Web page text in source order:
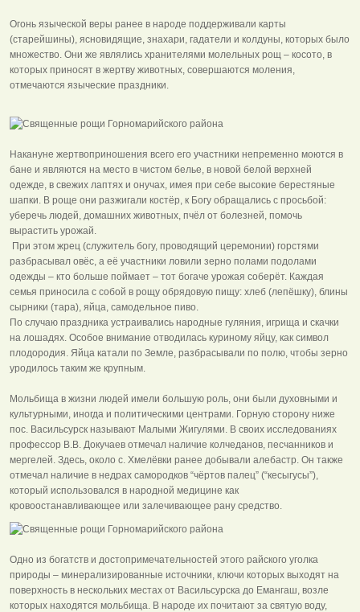
Огонь языческой веры ранее в народе поддерживали карты
(старейшины), ясновидящие, знахари, гадатели и колдуны, которых было
множество. Они же являлись хранителями молельных рощ – косото, в
которых приносят в жертву животных, совершаются моления,
отмечаются языческие праздники.
Накануне жертвоприношения всего его участники непременно моются в
бане и являются на место в чистом белье, в новой белой верхней
одежде, в свежих лаптях и онучах, имея при себе высокие берестяные
шапки. В роще они разжигали костёр, к Богу обращались с просьбой:
уберечь людей, домашних животных, пчёл от болезней, помочь
вырастить урожай.
При этом жрец (служитель богу, проводящий церемонии) горстями
разбрасывал овёс, а её участники ловили зерно полами подолами
одежды – кто больше поймает – тот богаче урожая соберёт. Каждая
семья приносила с собой в рощу обрядовую пищу: хлеб (лепёшку), блины
сырники (тара), яйца, самодельное пиво.
По случаю праздника устраивались народные гуляния, игрища и скачки
на лошадях. Особое внимание отводилась куриному яйцу, как символ
плодородия. Яйца катали по Земле, разбрасывали по полю, чтобы зерно
уродилось таким же крупным.
Мольбища в жизни людей имели большую роль, они были духовными и
культурными, иногда и политическими центрами. Горную сторону ниже
пос. Васильсурск называют Малыми Жигулями. В своих исследованиях
профессор В.В. Докучаев отмечал наличие колчеданов, песчанников и
мергелей. Здесь, около с. Хмелёвки ранее добывали алебастр. Он также
отмечал наличие в недрах самородков “чёртов палец” (“кесыгусы”),
который использовался в народной медицине как
кровоостанавливающее или залечивающее рану средство.
Одно из богатств и достопримечательностей этого райского уголка
природы – минерализированные источники, ключи которых выходят на
поверхность в нескольких местах от Васильсурска до Емангаш, возле
которых находятся мольбища. В народе их почитают за святую воду,